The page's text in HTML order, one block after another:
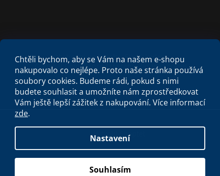
Chtěli bychom, aby se Vám na našem e-shopu
nakupovalo co nejlépe. Proto naše stránka používá
soubory cookies. Budeme rádi, pokud s nimi
budete souhlasit a umožníte nám zprostředkovat
Vám ještě lepší zážitek z nakupování. Více informací
zde.
Nastavení
Souhlasím
Obchodní podmínky
Etický kodex
Criminal Compliance Program
Zásady cookies
Vytvořil Shoptet
S láskou vyrobiloFilipesmedia 🧡